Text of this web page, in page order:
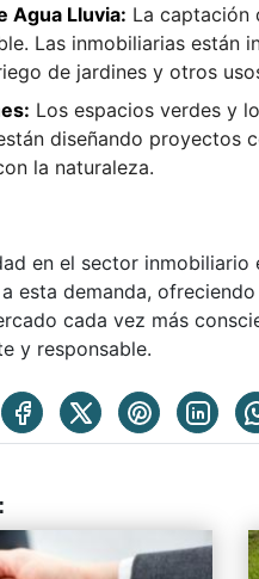
Agua Lluvia: La captación
Las inmobiliarias están
de jardines y otros
Los espacios verdes y
diseñando proyectos
la naturaleza.
en el sector inmobiliario
esta demanda,
cada vez más
y responsable.
: